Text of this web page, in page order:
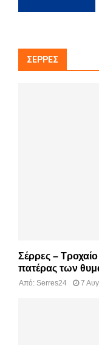
ΣΈΡΡΕΣ
Σέρρες –
πατέρας των
Από: Serres24 7